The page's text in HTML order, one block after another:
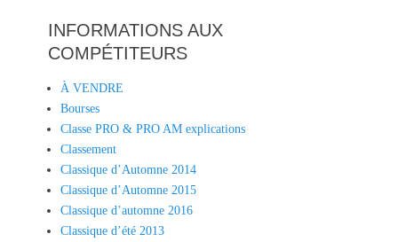
INFORMATIONS AUX
COMPÉTITEURS
À VENDRE
Bourses
Classe PRO & PRO AM explications
Classement
Classique d’Automne 2014
Classique d’Automne 2015
Classique d’automne 2016
Classique d’été 2013